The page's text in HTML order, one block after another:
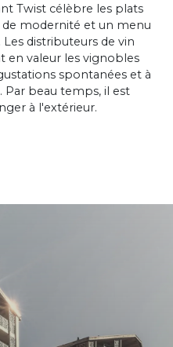
Twist célèbre les plats
modernité et un menu
distributeurs de vin
en valeur les vignobles
spontanées et à
beau temps, il est
à l'extérieur.